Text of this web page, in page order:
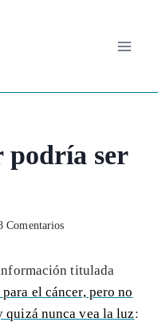
podría ser
Comentarios
titulada
el cáncer, pero no
quizá nunca vea la luz: